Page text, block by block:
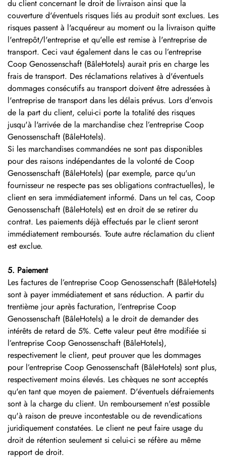
du client concernant le droit de livraison ainsi que la
couverture d'éventuels risques liés au produit sont exclues. Les
risques passent à l'acquéreur au moment ou la livraison quitte
l'entrepôt/l'entreprise et qu'elle est remise à l'entreprise de
transport. Ceci vaut également dans le cas ou l’entreprise
Coop Genossenschaft (BâleHotels) aurait pris en charge les
frais de transport. Des réclamations relatives à d'éventuels
dommages consécutifs au transport doivent être adressées à
l'entreprise de transport dans les délais prévus. Lors d'envois
de la part du client, celui-ci porte la totalité des risques
jusqu'à l'arrivée de la marchandise chez l’entreprise Coop
Genossenschaft (BâleHotels).
Si les marchandises commandées ne sont pas disponibles
pour des raisons indépendantes de la volonté de Coop
Genossenschaft (BâleHotels) (par exemple, parce qu'un
fournisseur ne respecte pas ses obligations contractuelles), le
client en sera immédiatement informé. Dans un tel cas, Coop
Genossenschaft (BâleHotels) est en droit de se retirer du
contrat. Les paiements déjà effectués par le client seront
immédiatement remboursés. Toute autre réclamation du client
est exclue.
5. Paiement
Les factures de l’entreprise Coop Genossenschaft (BâleHotels)
sont à payer immédiatement et sans réduction. A partir du
trentième jour après facturation, l’entreprise Coop
Genossenschaft (BâleHotels) a le droit de demander des
intérêts de retard de 5%. Cette valeur peut être modifiée si
l’entreprise Coop Genossenschaft (BâleHotels),
respectivement le client, peut prouver que les dommages
pour l’entreprise Coop Genossenschaft (BâleHotels) sont plus,
respectivement moins élevés. Les chèques ne sont acceptés
qu'en tant que moyen de paiement. D'éventuels défraiements
sont à la charge du client. Un remboursement n'est possible
qu'à raison de preuve incontestable ou de revendications
juridiquement constatées. Le client ne peut faire usage du
droit de rétention seulement si celui-ci se réfère au même
rapport de droit.